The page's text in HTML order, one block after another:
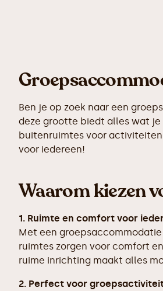
Ben je op zoek naar een
deze grootte biedt alles wat
buitenruimtes voor
voor iedereen!
Waarom kiezen
1. Ruimte en comfort voor
Met een
ruimtes zorgen voor comfort
ruime inrichting maakt alles
2. Perfect voor